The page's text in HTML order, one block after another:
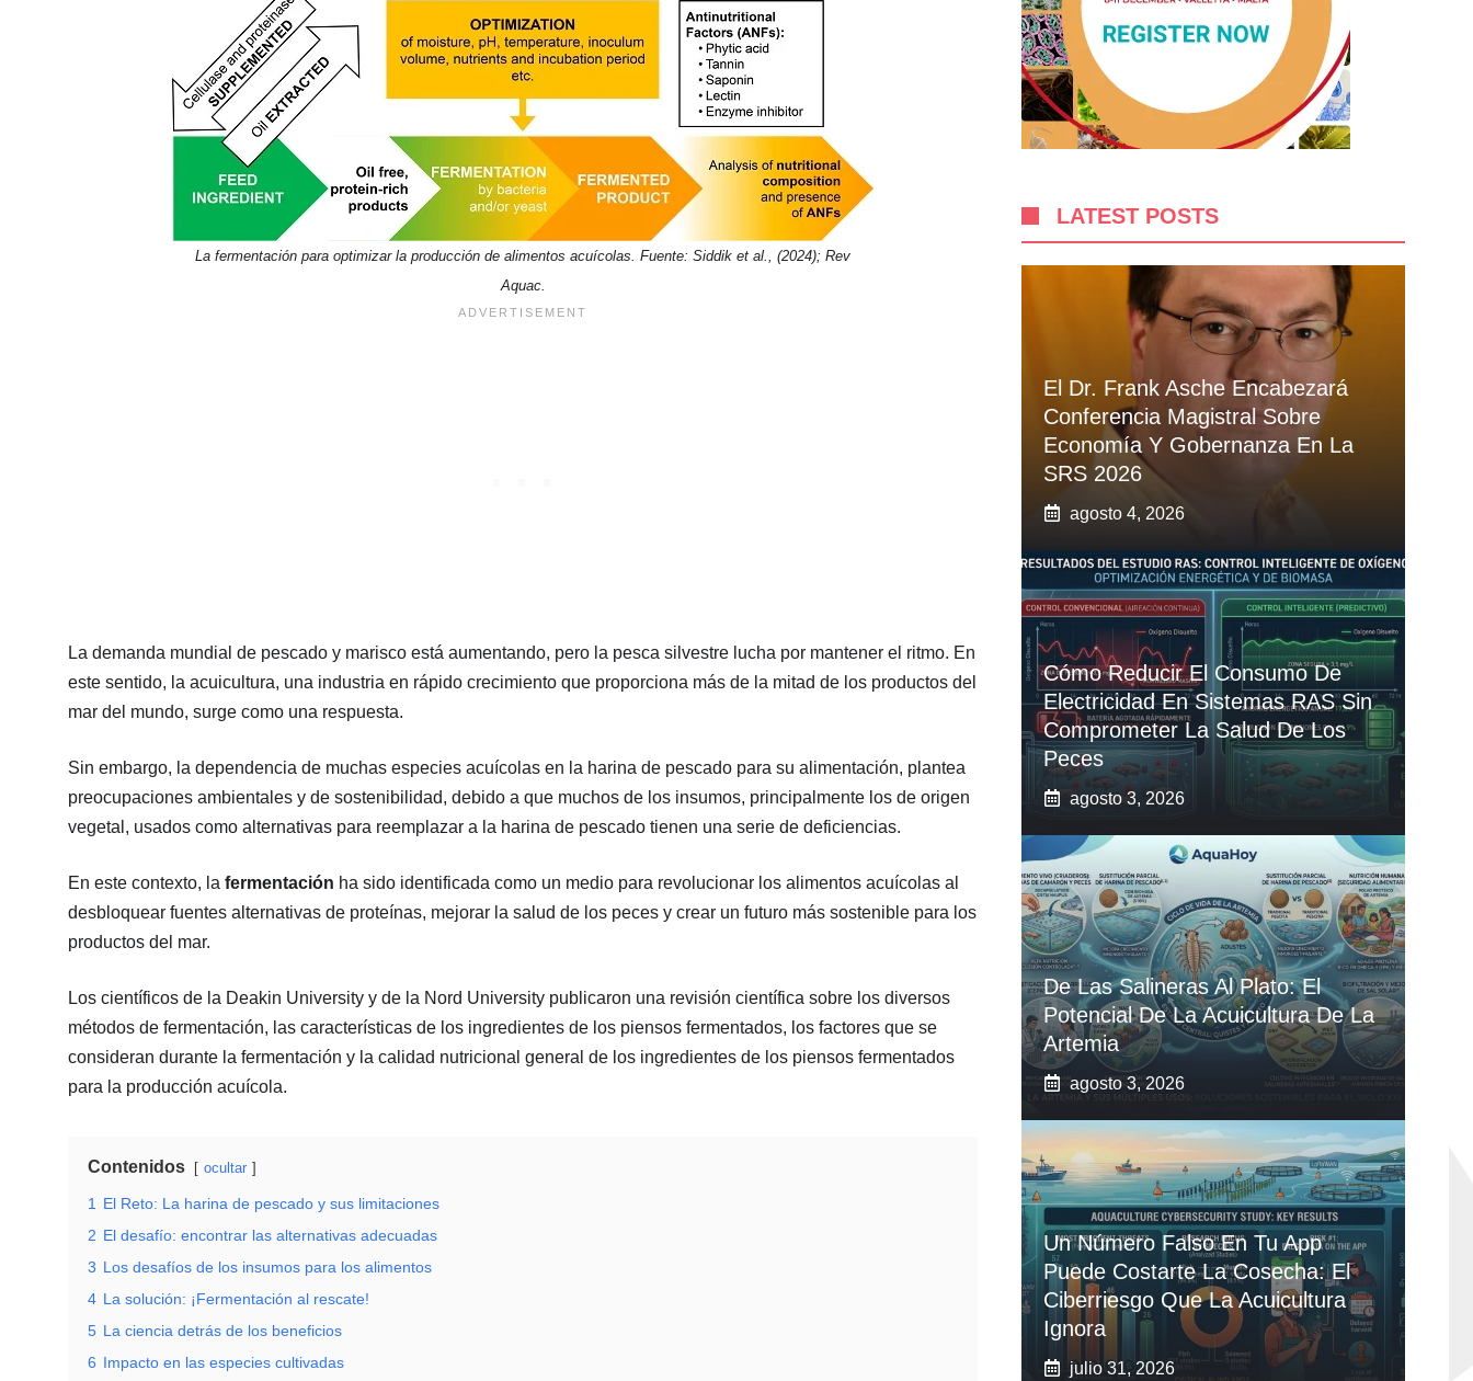
La fermentación para optimizar la producción de alimentos acuícolas. Fuente: Siddik et al., (2024); Rev
Aquac.
La demanda mundial de pescado y marisco está aumentando, pero la pesca silvestre lucha por mantener el ritmo. En
este sentido, la acuicultura, una industria en rápido crecimiento que proporciona más de la mitad de los productos del
mar del mundo, surge como una respuesta.
Sin embargo, la dependencia de muchas especies acuícolas en la harina de pescado para su alimentación, plantea
preocupaciones ambientales y de sostenibilidad, debido a que muchos de los insumos, principalmente los de origen
vegetal, usados como alternativas para reemplazar a la harina de pescado tienen una serie de deficiencias.
En este contexto, la fermentación ha sido identificada como un medio para revolucionar los alimentos acuícolas al
desbloquear fuentes alternativas de proteínas, mejorar la salud de los peces y crear un futuro más sostenible para los
productos del mar.
Los científicos de la Deakin University y de la Nord University publicaron una revisión científica sobre los diversos
métodos de fermentación, las características de los ingredientes de los piensos fermentados, los factores que se
consideran durante la fermentación y la calidad nutricional general de los ingredientes de los piensos fermentados
para la producción acuícola.
Contenidos ocultar
1
El Reto: La harina de pescado y sus limitaciones
2 El desafío: encontrar las alternativas adecuadas
3 Los desafíos de los insumos para los alimentos
4 La solución: ¡Fermentación al rescate!
5 La ciencia detrás de los beneficios
6 Impacto en las especies cultivadas
LATEST POSTS
El Dr. Frank Asche Encabezará
Conferencia Magistral Sobre
Economía Y Gobernanza En La
SRS 2026
agosto 4, 2026
Cómo Reducir El Consumo De
Electricidad En Sistemas RAS Sin
Comprometer La Salud De Los
Peces
agosto 3, 2026
De Las Salineras Al Plato: El
Potencial De La Acuicultura De La
Artemia
agosto 3, 2026
Un Número Falso En Tu App
Puede Costarte La Cosecha: El
Ciberriesgo Que La Acuicultura
Ignora
julio 31, 2026